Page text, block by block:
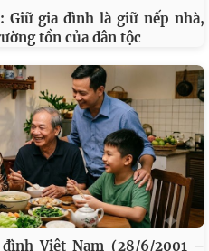
gia đình là giữ nếp nhà,
tồn của dân tộc
Việt Nam (28/6/2001 –